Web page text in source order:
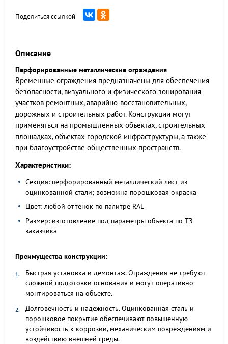
Поделиться ссылкой
Описание
Перфорированные металлические ограждения
Временные ограждения предназначены для обеспечения
безопасности, визуального и физического зонирования
участков ремонтных, аварийно-восстановительных,
дорожных и строительных работ. Конструкции могут
применяться на промышленных объектах, строительных
площадках, объектах городской инфраструктуры, а также
при благоустройстве общественных пространств.
Характеристики:
Секция: перфорированный металлический лист из
оцинкованной стали; возможна порошковая окраска
Цвет: любой оттенок по палитре RAL
Размер: изготовление под параметры объекта по ТЗ
заказчика
Преимущества конструкции:
Быстрая установка и демонтаж. Ограждения не требуют
сложной подготовки основания и могут оперативно
монтироваться на объекте.
Долговечность и надежность. Оцинкованная сталь и
порошковое покрытие обеспечивают повышенную
устойчивость к коррозии, механическим повреждениям и
воздействию внешней среды.